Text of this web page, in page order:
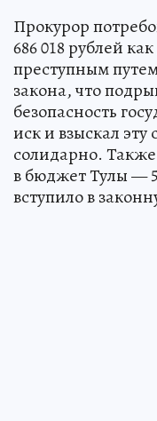
Прокурор
686 018 рублей
преступным
закона, что
безопасность
иск и взыскал эту
солидарно.
в бюджет Тулы —
вступило в